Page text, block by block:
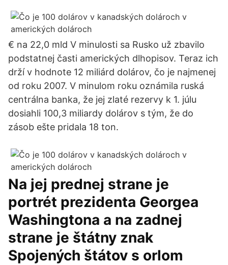
€ na 22,0 mld V minulosti sa Rusko už zbavilo
podstatnej časti amerických dlhopisov. Teraz ich
drží v hodnote 12 miliárd dolárov, čo je najmenej
od roku 2007. V minulom roku oznámila ruská
centrálna banka, že jej zlaté rezervy k 1. júlu
dosiahli 100,3 miliardy dolárov s tým, že do
zásob ešte pridala 18 ton.
Na jej prednej strane je
portrét prezidenta Georgea
Washingtona a na zadnej
strane je štátny znak
Spojených štátov s orlom